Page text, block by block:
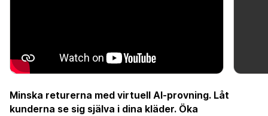
Minska returerna med virtuell AI-provning. Låt
kunderna se sig själva i dina kläder. Öka